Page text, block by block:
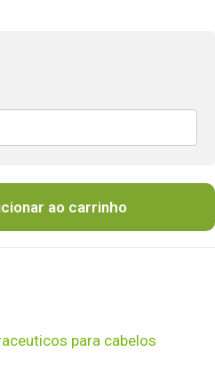
ao carrinho
para cabelos